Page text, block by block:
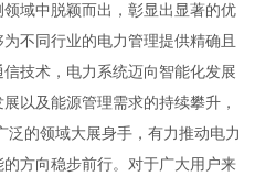
域中脱颖而出，彰显出显著的优
不同行业的电力管理提供精确且
技术，电力系统迈向智能化发展
以及能源管理需求的持续攀升，
泛的领域大展身手，有力推动电力
方向稳步前行。对于广大用户来